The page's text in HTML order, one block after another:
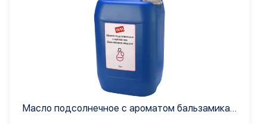
Масло подсолнечное с ароматом бальзамика